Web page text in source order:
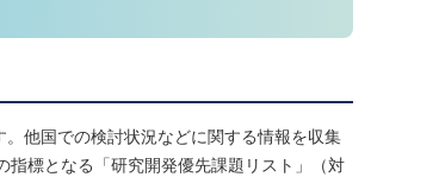
他国での検討状況などに関する情報を収集
指標となる「研究開発優先課題リスト」（対